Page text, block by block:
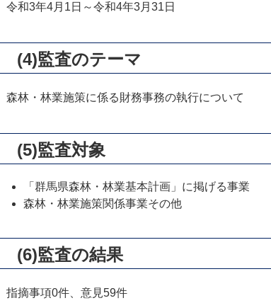
令和3年4月1日～令和4年3月31日
(4)監査のテーマ
森林・林業施策に係る財務事務の執行について
(5)監査対象
「群馬県森林・林業基本計画」に掲げる事業
森林・林業施策関係事業その他
(6)監査の結果
指摘事項0件、意見59件